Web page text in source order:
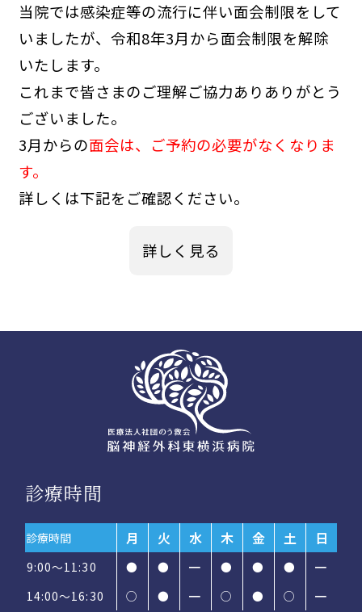
当院では感染症等の流行に伴い面会制限をして
いましたが、令和8年3月から面会制限を解除
いたします。
これまで皆さまのご理解ご協力ありありがとう
ございました。
3月からの面会は、ご予約の必要がなくなりま
す。
詳しくは下記をご確認ください。
詳しく見る
診療時間
診療時間 月 火 水 木 金 土 日
9:00～11:30 ● ● ━ ● ● ●
━
14:00〜16:30
○ ● ━ ○ ● ○ ━